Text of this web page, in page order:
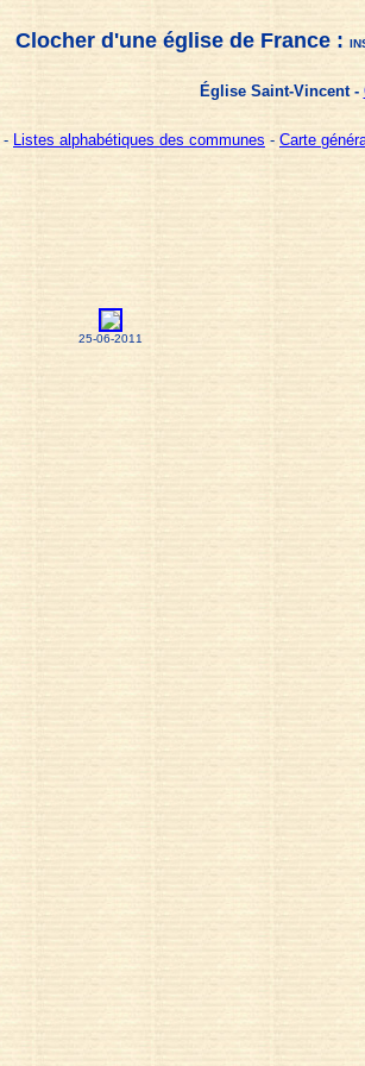
Clocher d'une église de France :
Église Saint-Vincent -
- Listes alphabétiques des communes - Carte
25-06-2011